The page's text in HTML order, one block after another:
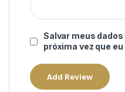
Salvar meus
próxima vez que